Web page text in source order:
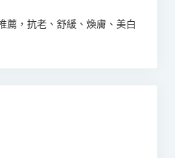
薦，抗老、舒緩、煥膚、美白